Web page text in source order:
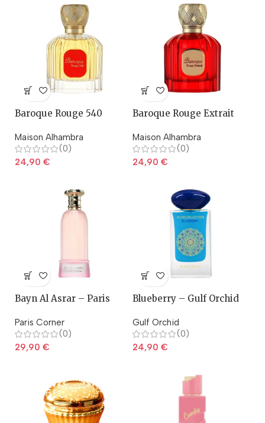
Baroque Rouge 540
Maison Alhambra
(0)
24,90 €
Baroque Rouge Extrait
Maison Alhambra
(0)
24,90 €
Bayn Al Asrar – Paris
Paris Corner
(0)
29,90 €
Blueberry – Gulf Orchid
Gulf Orchid
(0)
24,90 €